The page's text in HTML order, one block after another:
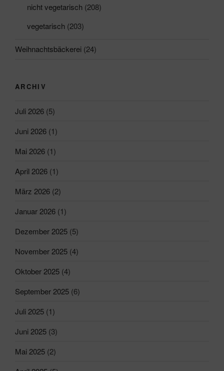
nicht vegetarisch (208)
vegetarisch (203)
Weihnachtsbäckerei (24)
ARCHIV
Juli 2026 (5)
Juni 2026 (1)
Mai 2026 (1)
April 2026 (1)
März 2026 (2)
Januar 2026 (1)
Dezember 2025 (5)
November 2025 (4)
Oktober 2025 (4)
September 2025 (6)
Juli 2025 (1)
Juni 2025 (3)
Mai 2025 (2)